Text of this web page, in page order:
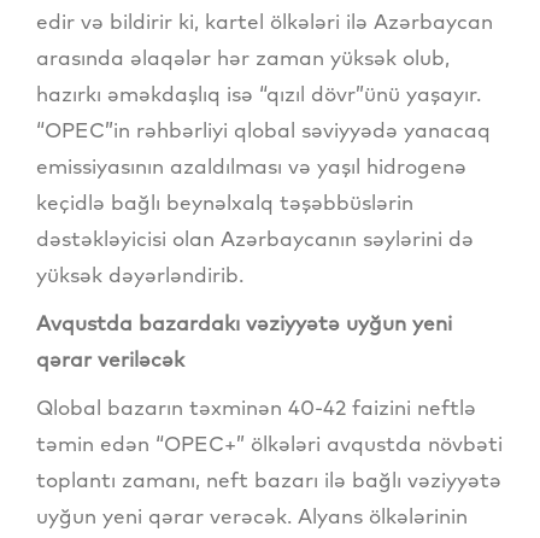
edir və bildirir ki, kartel ölkələri ilə Azərbaycan
arasında əlaqələr hər zaman yüksək olub,
hazırkı əməkdaşlıq isə “qızıl dövr”ünü yaşayır.
“OPEC”in rəhbərliyi qlobal səviyyədə yanacaq
emissiyasının azaldılması və yaşıl hidrogenə
keçidlə bağlı beynəlxalq təşəbbüslərin
dəstəkləyicisi olan Azərbaycanın səylərini də
yüksək dəyərləndirib.
Avqustda bazardakı vəziyyətə uyğun yeni
qərar veriləcək
Qlobal bazarın təxminən 40-42 faizini neftlə
təmin edən “OPEC+” ölkələri avqustda növbəti
toplantı zamanı, neft bazarı ilə bağlı vəziyyətə
uyğun yeni qərar verəcək. Alyans ölkələrinin